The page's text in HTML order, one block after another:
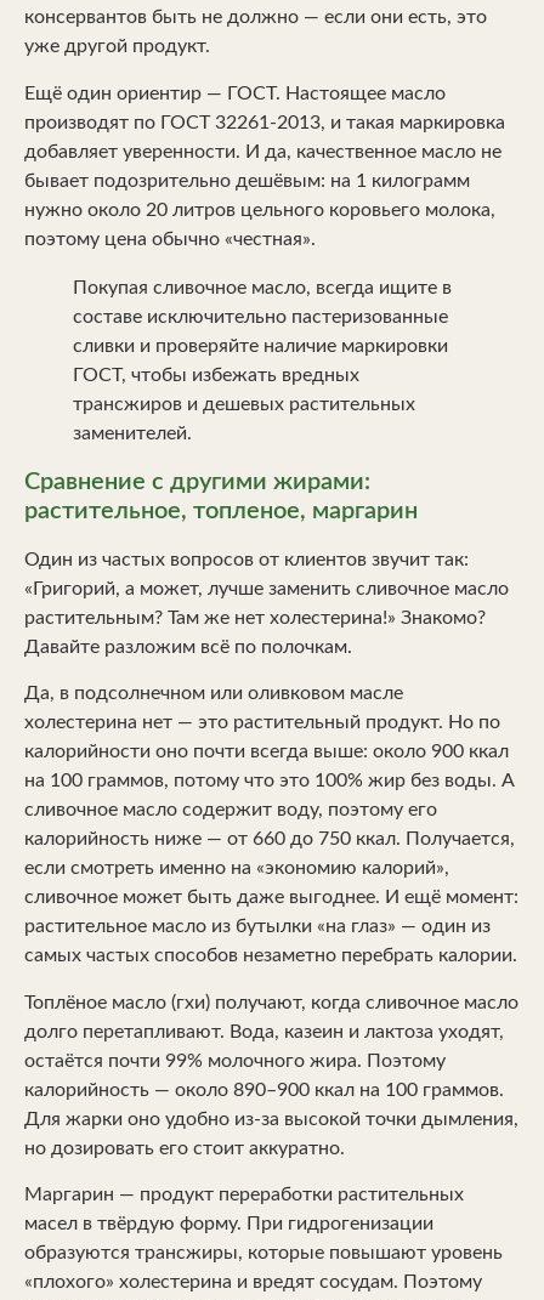
консервантов быть не должно — если они есть, это
уже другой продукт.
Ещё один ориентир — ГОСТ. Настоящее масло
производят по ГОСТ 32261-2013, и такая маркировка
добавляет уверенности. И да, качественное масло не
бывает подозрительно дешёвым: на 1 килограмм
нужно около 20 литров цельного коровьего молока,
поэтому цена обычно «честная».
Покупая сливочное масло, всегда ищите в
составе исключительно пастеризованные
сливки и проверяйте наличие маркировки
ГОСТ, чтобы избежать вредных
трансжиров и дешевых растительных
заменителей.
Сравнение с другими жирами:
растительное, топленое, маргарин
Один из частых вопросов от клиентов звучит так:
«Григорий, а может, лучше заменить сливочное масло
растительным? Там же нет холестерина!» Знакомо?
Давайте разложим всё по полочкам.
Да, в подсолнечном или оливковом масле
холестерина нет — это растительный продукт. Но по
калорийности оно почти всегда выше: около 900 ккал
на 100 граммов, потому что это 100% жир без воды. А
сливочное масло содержит воду, поэтому его
калорийность ниже — от 660 до 750 ккал. Получается,
если смотреть именно на «экономию калорий»,
сливочное может быть даже выгоднее. И ещё момент:
растительное масло из бутылки «на глаз» — один из
самых частых способов незаметно перебрать калории.
Топлёное масло (гхи) получают, когда сливочное масло
долго перетапливают. Вода, казеин и лактоза уходят,
остаётся почти 99% молочного жира. Поэтому
калорийность — около 890–900 ккал на 100 граммов.
Для жарки оно удобно из-за высокой точки дымления,
но дозировать его стоит аккуратно.
Маргарин — продукт переработки растительных
масел в твёрдую форму. При гидрогенизации
образуются трансжиры, которые повышают уровень
«плохого» холестерина и вредят сосудам. Поэтому